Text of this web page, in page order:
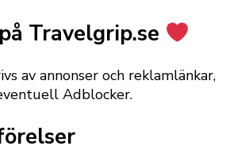
Travelgrip.se
av annonser och reklamlänkar,
Adblocker.